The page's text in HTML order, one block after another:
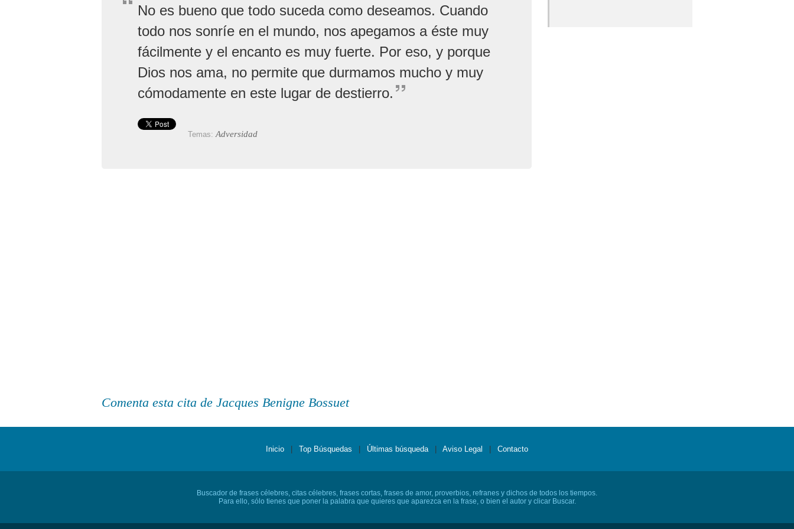
No es bueno que todo suceda como deseamos. Cuando
todo nos sonríe en el mundo, nos apegamos a éste muy
fácilmente y el encanto es muy fuerte. Por eso, y porque
Dios nos ama, no permite que durmamos mucho y muy
cómodamente en este lugar de destierro.
Temas:Adversidad
Comenta esta cita de Jacques Benigne Bossuet
Inicio Top Búsquedas Últimas búsqueda Aviso Legal Contacto
Buscador de frases célebres, citas célebres, frases cortas, frases de amor, proverbios, refranes y dichos de todos los tiempos.
Para ello, sólo tienes que poner la palabra que quieres que aparezca en la frase, o bien el autor y clicar Buscar.